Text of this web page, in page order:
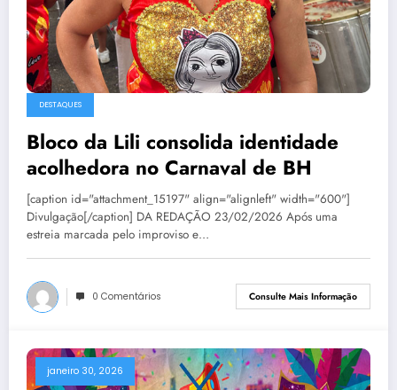
DESTAQUES
Bloco da Lili consolida identidade
acolhedora no Carnaval de BH
[caption id="attachment_15197" align="alignleft" width="600"]
Divulgação[/caption] DA REDAÇÃO 23/02/2026 Após uma
estreia marcada pelo improviso e…
0 Comentários Consulte Mais Informação
janeiro 30, 2026